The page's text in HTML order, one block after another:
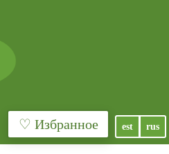
♡ Избранное est rus